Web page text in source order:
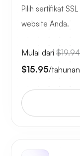
Pilih sertifikat
website Anda.
Mulai dari $19.94
$15.95/tahunan